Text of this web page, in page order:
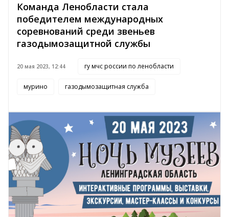
Команда Ленобласти стала
победителем международных
соревнований среди звеньев
газодымозащитной службы
20 мая 2023, 12:44 гу мчс россии по ленобласти
мурино газодымозащитная служба